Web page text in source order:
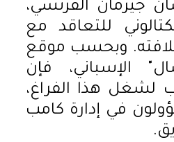
جيرمان الفرنسي،
للتعاقد مع
وبحسب موقع
الإسباني، فإن
لشغل هذا الفراغ،
في إدارة كامب